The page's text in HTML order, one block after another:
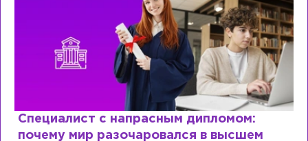
Специалист с напрасным дипломом:
почему мир разочаровался в высшем